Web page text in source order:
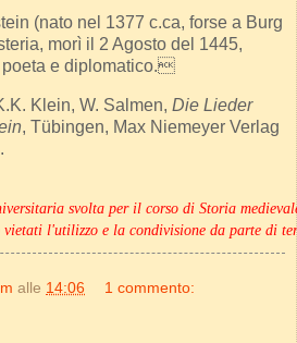
(nato nel 1377 c.ca, forse a Burg
morì il 2 Agosto del 1445,
poeta e diplomatico.
Klein, W. Salmen, Die Lieder
, Tübingen, Max Niemeyer Verlag
svolta per il corso di Storia
vietati l'utilizzo e la condivisione da parte di
alle 14:06 1 commento: